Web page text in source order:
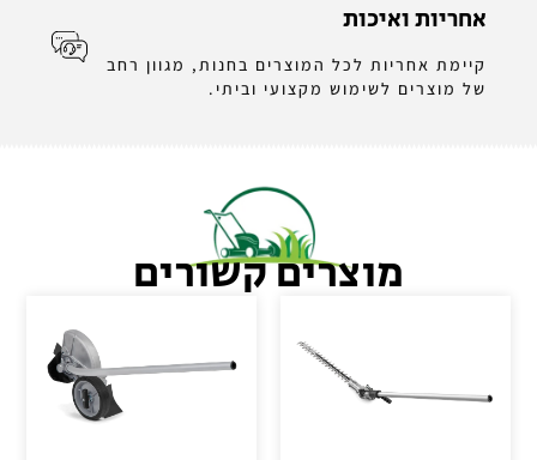
אחריות ואיכות
קיימת אחריות לכל המוצרים בחנות, מגוון רחב
של מוצרים לשימוש מקצועי וביתי.
מוצרים קשורים